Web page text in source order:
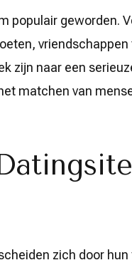
populair geworden.
vriendschappen
zijn naar een
matchen van
zich door